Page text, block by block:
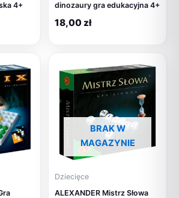
4+
dinozaury gra edukacyjna 4+
18,00 zł
BRAK W
MAGAZYNIE
Dziecięce
ALEXANDER Mistrz Słowa